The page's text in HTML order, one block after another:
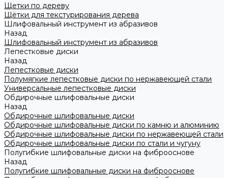
Щетки по дереву
Щётки для текстурирования дерева
Шлифовальный инструмент из абразивов
Назад
Шлифовальный инструмент из абразивов
Лепестковые диски
Назад
Лепестковые диски
Полумягкие лепестковые диски по нержавеющей стали
Универсальные лепестковые диски
Обдирочные шлифовальные диски
Назад
Обдирочные шлифовальные диски
Обдирочные шлифовальные диски по камню и алюминию
Обдирочные шлифовальные диски по нержавеющей стали
Обдирочные шлифовальные диски по стали и чугуну
Полугибкие шлифовальные диски на фиброоснове
Назад
Полугибкие шлифовальные диски на фиброоснове